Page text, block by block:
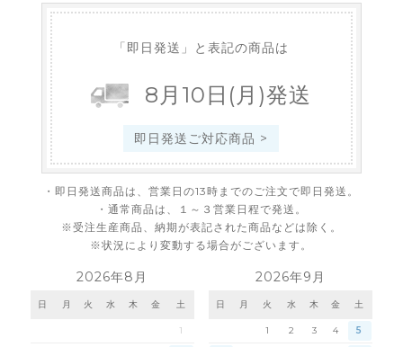
「即日発送」と表記の商品は
8 月 10 日 (月)発送
即日発送ご対応商品 >
・即日発送商品は、営業日の13時までのご注文で即日発送。
・通常商品は、１～３営業日程で発送。
※受注生産商品、納期が表記された商品などは除く。
※状況により変動する場合がございます。
2026年8月
日 月 火 水 木 金 土
1
2026年9月
日 月 火 水 木 金 土
1 2 3 4 5